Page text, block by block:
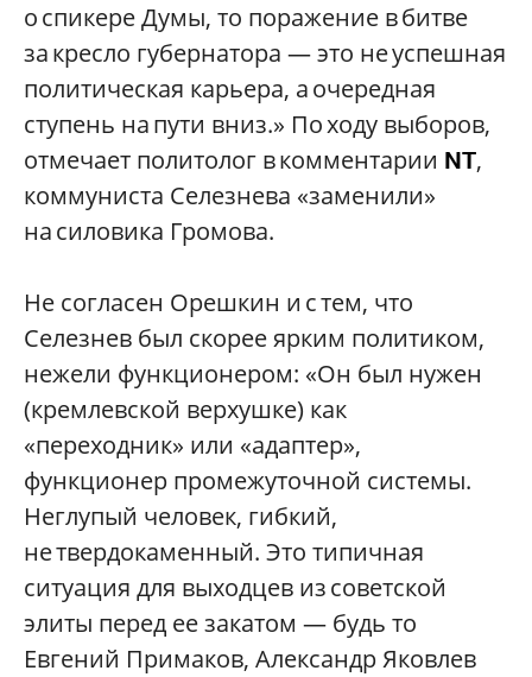
о спикере Думы, то поражение в битве
за кресло губернатора — это не успешная
политическая карьера, а очередная
ступень на пути вниз.» По ходу выборов,
отмечает политолог в комментарии NT,
коммуниста Селезнева «заменили»
на силовика Громова.
Не согласен Орешкин и с тем, что
Селезнев был скорее ярким политиком,
нежели функционером: «Он был нужен
(кремлевской верхушке) как
«переходник» или «адаптер»,
функционер промежуточной системы.
Неглупый человек, гибкий,
не твердокаменный. Это типичная
ситуация для выходцев из советской
элиты перед ее закатом — будь то
Евгений Примаков, Александр Яковлев